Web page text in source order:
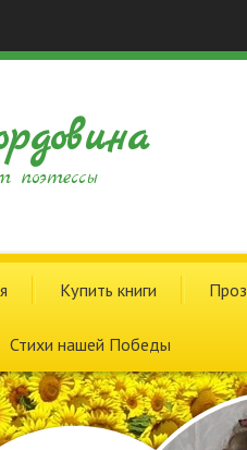
поэтессы
Купить книги
Стихи нашей Победы